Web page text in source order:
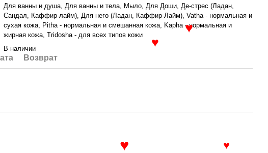
Для ванны и душа, Для ванны и тела, Мыло, Для Доши, Де-стрес (Ладан,
Сандал, Каффир-лайм), Для него (Ладан, Каффир-Лайм), Vatha - нормальная и
сухая кожа, Pitha - нормальная и смешанная кожа, Kapha - нормальная и
жирная кожа, Tridosha - для всех типов кожи
В наличии
Возврат